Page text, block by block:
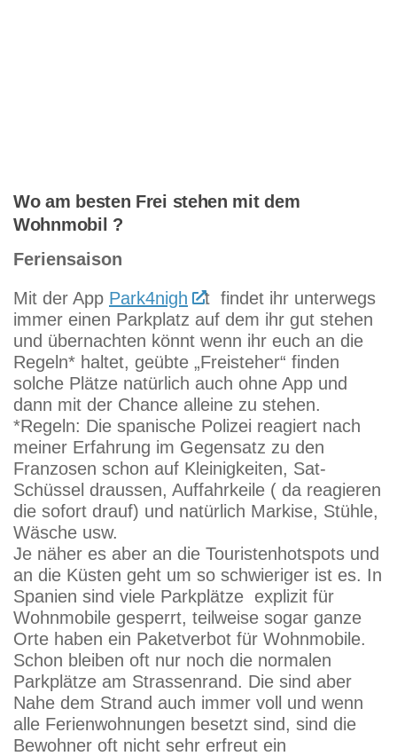
Wo am besten Frei stehen mit dem
Wohnmobil ?
Feriensaison
Mit der App Park4nigh
t findet ihr unterwegs
immer einen Parkplatz auf dem ihr gut stehen
und übernachten könnt wenn ihr euch an die
Regeln* haltet, geübte „Freisteher“ finden
solche Plätze natürlich auch ohne App und
dann mit der Chance alleine zu stehen.
*Regeln: Die spanische Polizei reagiert nach
meiner Erfahrung im Gegensatz zu den
Franzosen schon auf Kleinigkeiten, Sat-
Schüssel draussen, Auffahrkeile ( da reagieren
die sofort drauf) und natürlich Markise, Stühle,
Wäsche usw.
Je näher es aber an die Touristenhotspots und
an die Küsten geht um so schwieriger ist es. In
Spanien sind viele Parkplätze explizit für
Wohnmobile gesperrt, teilweise sogar ganze
Orte haben ein Paketverbot für Wohnmobile.
Schon bleiben oft nur noch die normalen
Parkplätze am Strassenrand. Die sind aber
Nahe dem Strand auch immer voll und wenn
alle Ferienwohnungen besetzt sind, sind die
Bewohner oft nicht sehr erfreut ein